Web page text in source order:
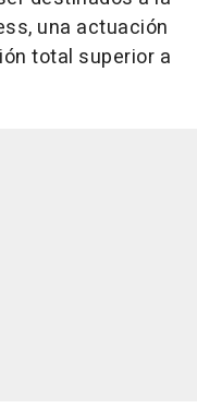
una actuación
total superior a